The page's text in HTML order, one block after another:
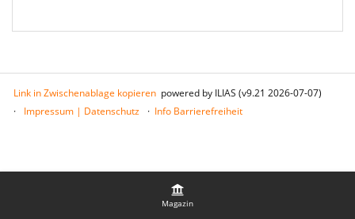
Magazin
Link in Zwischenablage kopieren powered by ILIAS (v9.21 2026-07-07)
Impressum | Datenschutz
Info Barrierefreiheit